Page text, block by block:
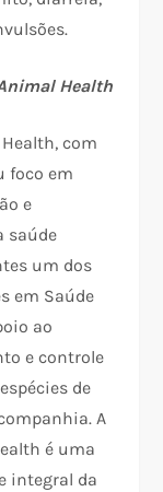
Health
com
foco em
e
saúde
um dos
em Saúde
ao
e controle
de
A
é uma
integral da